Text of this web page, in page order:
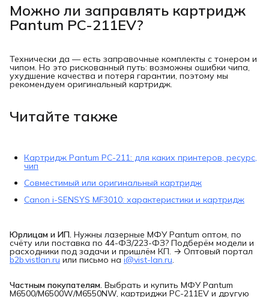
Можно ли заправлять картридж
Pantum PC-211EV?
Технически да — есть заправочные комплекты с тонером и
чипом. Но это рискованный путь: возможны ошибки чипа,
ухудшение качества и потеря гарантии, поэтому мы
рекомендуем оригинальный картридж.
Читайте также
Картридж Pantum PC-211: для каких принтеров, ресурс,
чип
Совместимый или оригинальный картридж
Canon i-SENSYS MF3010: характеристики и картридж
Юрлицам и ИП. Нужны лазерные МФУ Pantum оптом, по
счёту или поставка по 44-ФЗ/223-ФЗ? Подберём модели и
расходники под задачи и пришлём КП. → Оптовый портал
b2b.vistlan.ru или письмо на i@vist-lan.ru
Частным покупателям. Выбрать и купить МФУ Pantum
M6500/M6500W/M6550NW, картриджи PC-211EV и другую